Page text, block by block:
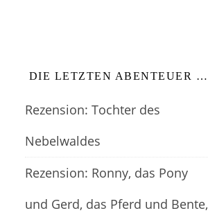
DIE LETZTEN ABENTEUER …
Rezension: Tochter des
Nebelwaldes
Rezension: Ronny, das Pony
und Gerd, das Pferd und Bente,